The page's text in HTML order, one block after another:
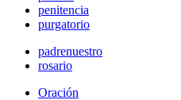
penitencia
purgatorio
padrenuestro
rosario
Oración